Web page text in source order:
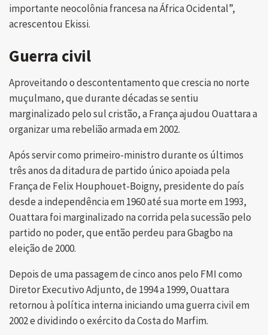
importante neocolônia francesa na África Ocidental”,
acrescentou Ekissi.
Guerra civil
Aproveitando o descontentamento que crescia no norte
muçulmano, que durante décadas se sentiu
marginalizado pelo sul cristão, a França ajudou Ouattara a
organizar uma rebelião armada em 2002.
Após servir como primeiro-ministro durante os últimos
três anos da ditadura de partido único apoiada pela
França de Felix Houphouet-Boigny, presidente do país
desde a independência em 1960 até sua morte em 1993,
Ouattara foi marginalizado na corrida pela sucessão pelo
partido no poder, que então perdeu para Gbagbo na
eleição de 2000.
Depois de uma passagem de cinco anos pelo FMI como
Diretor Executivo Adjunto, de 1994 a 1999, Ouattara
retornou à política interna iniciando uma guerra civil em
2002 e dividindo o exército da Costa do Marfim.